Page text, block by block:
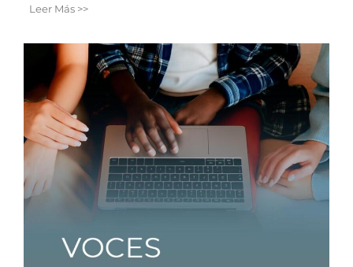
Leer Más >>